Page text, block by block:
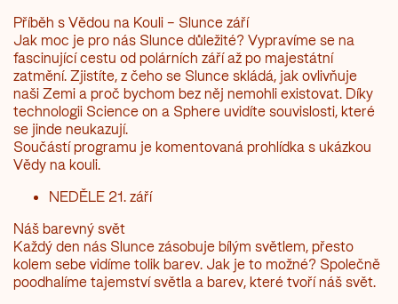
Příběh s Vědou na Kouli – Slunce září
Jak moc je pro nás Slunce důležité? Vypravíme se na
fascinující cestu od polárních září až po majestátní
zatmění. Zjistíte, z čeho se Slunce skládá, jak ovlivňuje
naši Zemi a proč bychom bez něj nemohli existovat. Díky
technologii Science on a Sphere uvidíte souvislosti, které
se jinde neukazují.
Součástí programu je komentovaná prohlídka s ukázkou
Vědy na kouli.
NEDĚLE 21. září
Náš barevný svět
Každý den nás Slunce zásobuje bílým světlem, přesto
kolem sebe vidíme tolik barev. Jak je to možné? Společně
poodhalíme tajemství světla a barev, které tvoří náš svět.